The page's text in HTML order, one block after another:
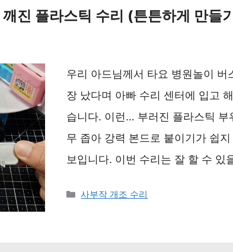
진 플라스틱 수리 (튼튼하게 만들
우리 아드님께서 타요 병원놀이 버
장 났다며 아빠 수리 센터에 입고
습니다. 이런… 부러진 플라스틱 부
무 좁아 강력 본드로 붙이기가 쉽
보입니다. 이번 수리는 잘 할 수 있
카
사부작 개조 수리